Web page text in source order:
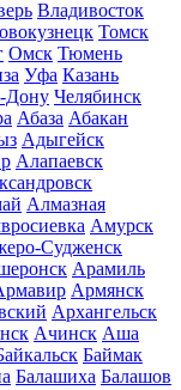
Владивосток
Томск
Омск Тюмень
Уфа Казань
Дону Челябинск
Абаза Абакан
Адыгейск
Алапаевск
Алмазная
Амурск
Судженск
Арамиль
Армянск
Архангельск
Ачинск Аша
Баймак
Балашиха Балашов